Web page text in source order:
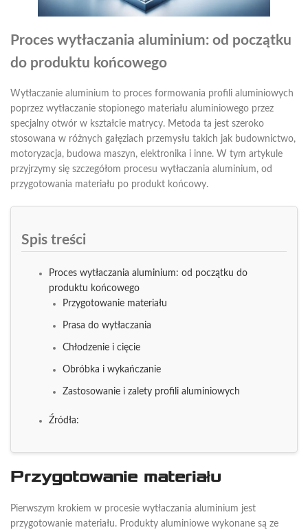
Proces wytłaczania aluminium: od początku
do produktu końcowego
Wytłaczanie aluminium to proces formowania profili aluminiowych
poprzez wytłaczanie stopionego materiału aluminiowego przez
specjalny otwór w kształcie matrycy. Metoda ta jest szeroko
stosowana w różnych gałęziach przemysłu takich jak budownictwo,
motoryzacja, budowa maszyn, elektronika i inne. W tym artykule
przyjrzymy się szczegółom procesu wytłaczania aluminium, od
przygotowania materiału po produkt końcowy.
Spis treści
Proces wytłaczania aluminium: od początku do
produktu końcowego
Przygotowanie materiału
Prasa do wytłaczania
Chłodzenie i cięcie
Obróbka i wykańczanie
Zastosowanie i zalety profili aluminiowych
Źródła:
Przygotowanie materiału
Pierwszym krokiem w procesie wytłaczania aluminium jest
przygotowanie materiału. Produkty aluminiowe wykonane są ze